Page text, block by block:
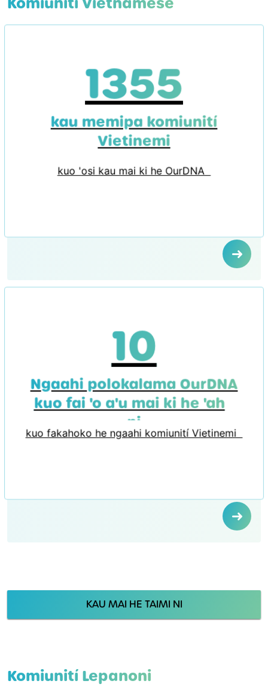
1355
kau memipa komiunití
Vietinemi
kuo 'osi kau mai ki he OurDNA
10
Ngaahi polokalama OurDNA
kuo fai 'o a'u mai ki he 'aho
ni
kuo fakahoko he ngaahi komiunití Vietinemi
KAU MAI HE TAIMI NI
Komiunití Lepanoni